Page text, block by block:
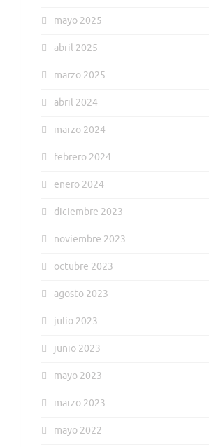
mayo 2025
abril 2025
marzo 2025
abril 2024
marzo 2024
febrero 2024
enero 2024
diciembre 2023
noviembre 2023
octubre 2023
agosto 2023
julio 2023
junio 2023
mayo 2023
marzo 2023
mayo 2022